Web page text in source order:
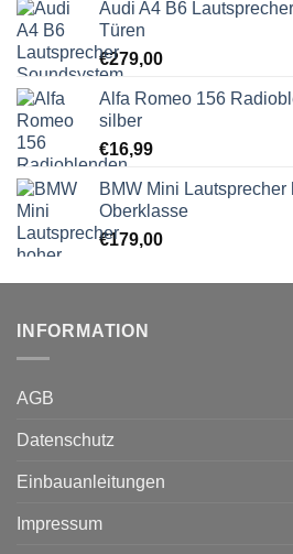
Audi A4 B6
Türen
€279,00
Alfa Romeo 156
silber
€16,99
BMW Mini Lautsprecher
Oberklasse
€179,00
INFORMATION
AGB
Datenschutz
Einbauanleitungen
Impressum